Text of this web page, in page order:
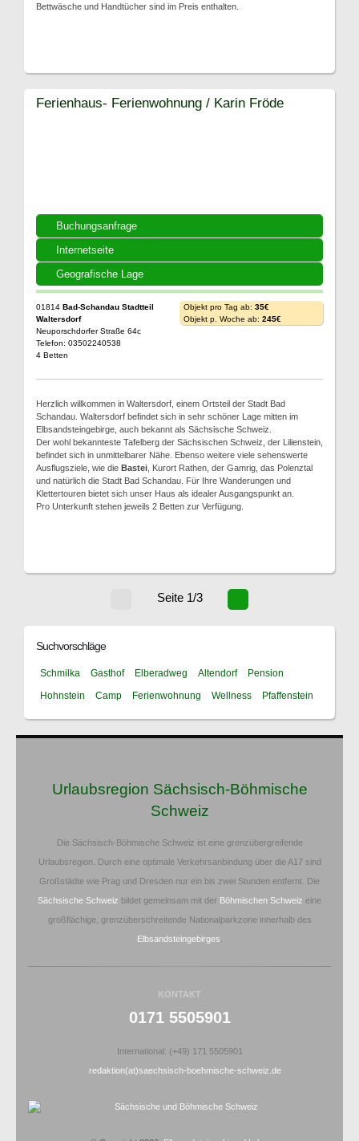
Bettwäsche und Handtücher sind im Preis enthalten.
Buchungsanfrage
Internetseite
Geografische Lage
Ferienhaus- Ferienwohnung / Karin Fröde
01814 Bad-Schandau Stadtteil
Waltersdorf
Neuporschdorfer Straße 64c
Telefon: 03502240538
4 Betten
Objekt pro Tag ab: 35€
Objekt p. Woche ab: 245€
Herzlich willkommen in Waltersdorf, einem Ortsteil der Stadt Bad
Schandau. Waltersdorf befindet sich in sehr schöner Lage mitten im
Elbsandsteingebirge, auch bekannt als Sächsische Schweiz.
Der wohl bekannteste Tafelberg der Sächsischen Schweiz, der Lilienstein,
befindet sich in unmittelbarer Nähe. Ebenso weitere viele sehenswerte
Ausflugsziele, wie die Bastei , Kurort Rathen, der Gamrig, das Polenztal
und natürlich die Stadt Bad Schandau. Für Ihre Wanderungen und
Klettertouren bietet sich unser Haus als idealer Ausgangspunkt an.
Pro Unterkunft stehen jeweils 2 Betten zur Verfügung.
Seite 1/3
Suchvorschläge
Schmilka Gasthof Elberadweg Altendorf
Pension
Hohnstein
Camp Ferienwohnung Wellness Pfaffenstein
Urlaubsregion Sächsisch-Böhmische
Schweiz
Die Sächsisch-Böhmische Schweiz ist eine grenzübergreifende
Urlaubsregion. Durch eine optimale Verkehrsanbindung über die A17 sind
Großstädte wie Prag und Dresden nur ein bis zwei Stunden entfernt. Die
Sächsische Schweiz bildet gemeinsam mit der Böhmischen Schweiz eine
großflächige, grenzüberschreitende Nationalparkzone innerhalb des
Elbsandsteingebirges
KONTAKT
0171 5505901
International: (+49) 171 5505901
redaktion(at)saechsisch-boehmische-schweiz.de